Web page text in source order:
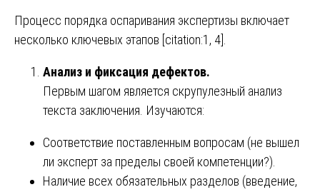
Процесс порядка оспаривания экспертизы включает
несколько ключевых этапов [citation:1, 4].
Анализ и фиксация дефектов.
Первым шагом является скрупулезный анализ
текста заключения. Изучаются:
Соответствие поставленным вопросам (не вышел
ли эксперт за пределы своей компетенции?).
Наличие всех обязательных разделов (введение,